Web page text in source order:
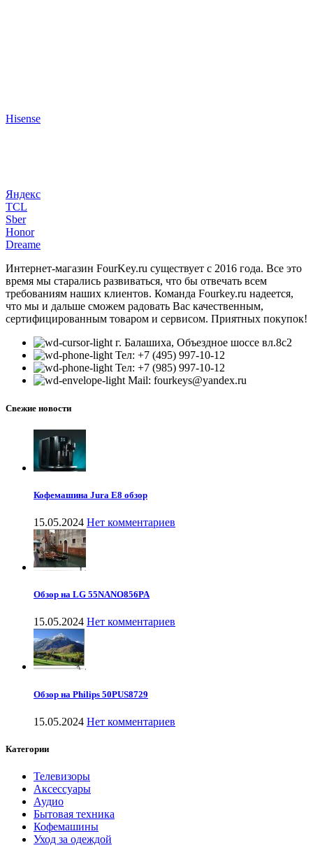
Hisense
Яндекс
TCL
Sber
Honor
Dreame
Интернет-магазин FourKey.ru существует с 2016 года. Все это
время мы старались развиваться, что бы отвечать всем
требованиям наших клиентов. Команда Fourkey.ru надеется,
что мы и дальше сможем радовать Вас качественным,
сертифицированным товаром и сервисом. Приятных покупок!
г. Балашиха, Объездное шоссе вл.8c2
Тел: +7 (495) 997-10-12
Тел: +7 (985) 997-10-12
Mail: fourkeys@yandex.ru
Свежие новости
Кофемашина Jura E8 обзор
15.05.2024 Нет комментариев
Обзор на LG 55NANO856PA
15.05.2024 Нет комментариев
Обзор на Philips 50PUS8729
15.05.2024 Нет комментариев
Категории
Телевизоры
Аксессуары
Аудио
Бытовая техника
Кофемашины
Уход за одеждой